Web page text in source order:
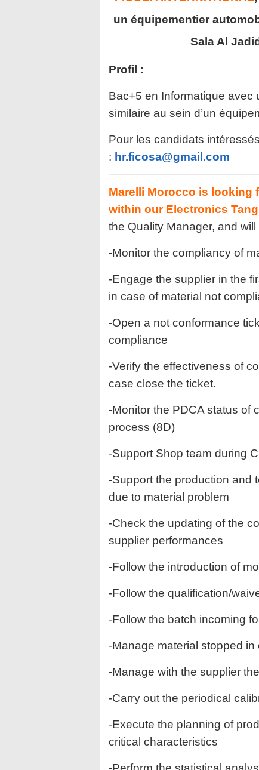
un équipementier
Sala Al
Profil :
Bac+5 en Informatique
similaire au sein d’un
Pour les candidats
: hr.ficosa@gmail.com
Marelli Morocco is looking
within our Electronics
the Quality Manager, and
-Monitor the compliancy of
-Engage the supplier in the
in case of material not
-Open a not conformance
compliance
-Verify the effectiveness of
case close the ticket.
-Monitor the PDCA status of
process (8D)
-Support Shop team during
-Support the production and
due to material problem
-Check the updating of the
supplier performances
-Follow the introduction of
-Follow the qualification/
-Follow the batch incoming
-Manage material stopped in
-Manage with the supplier
-Carry out the periodical
-Execute the planning of
critical characteristics